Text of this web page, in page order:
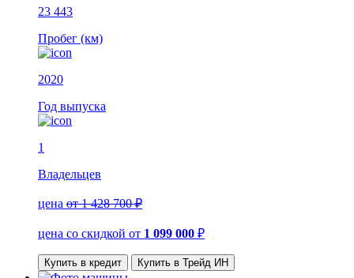
23 443
Пробег (км)
2020
Год выпуска
1
Владельцев
цена от 1 428 700 ₽
цена со скидкой от 1 099 000 ₽
Купить в кредит Купить в Трейд ИН